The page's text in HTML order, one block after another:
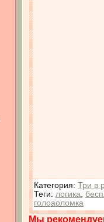
Категория: Три в
Теги: логика
голоаоломка
Мы